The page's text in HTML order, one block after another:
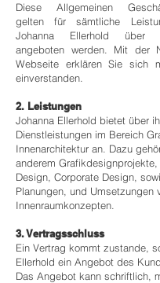
Diese Allgemeinen
gelten für sämtliche
Johanna Ellerhold über
angeboten werden. Mit der
Webseite erklären Sie sich
einverstanden.
2. Leistungen
Johanna Ellerhold bietet über
Dienstleistungen im Bereich
Innenarchitektur an. Dazu
anderem Grafikdesignprojekte,
Design, Corporate Design,
Planungen, und Umsetzungen
Innenraumkonzepten.
3. Vertragsschluss
Ein Vertrag kommt zustande,
Ellerhold ein Angebot des
Das Angebot kann schriftlich,